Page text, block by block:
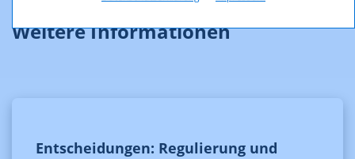
Weitere Informationen
Entscheidungen: Regulierung und